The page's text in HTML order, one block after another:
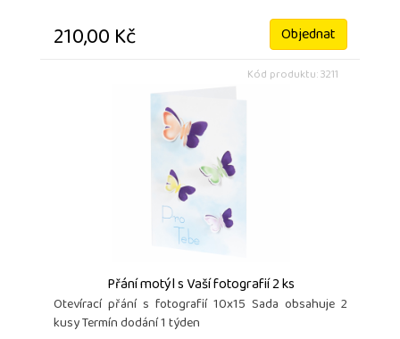
210,00 Kč Objednat
Kód produktu: 3211
Přání motýl s Vaší fotografií 2 ks
Otevírací přání s fotografií 10x15 Sada obsahuje 2
kusy Termín dodání 1 týden